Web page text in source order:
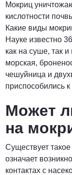
Мокриц
кислотности
Какие виды
Науке известно
как на суше, так
морская,
чешуйница и
приспособились
Может
на
Существует такое
означает
контактах с